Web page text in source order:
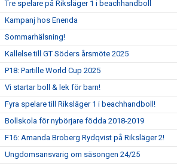
Tre spelare på Riksläger 1 i beachhandboll
Kampanj hos Enenda
Sommarhälsning!
Kallelse till GT Söders årsmöte 2025
P18: Partille World Cup 2025
Vi startar boll & lek för barn!
Fyra spelare till Riksläger 1 i beachhandboll!
Bollskola för nybörjare födda 2018-2019
F16: Amanda Broberg Rydqvist på Riksläger 2!
Ungdomsansvarig om säsongen 24/25